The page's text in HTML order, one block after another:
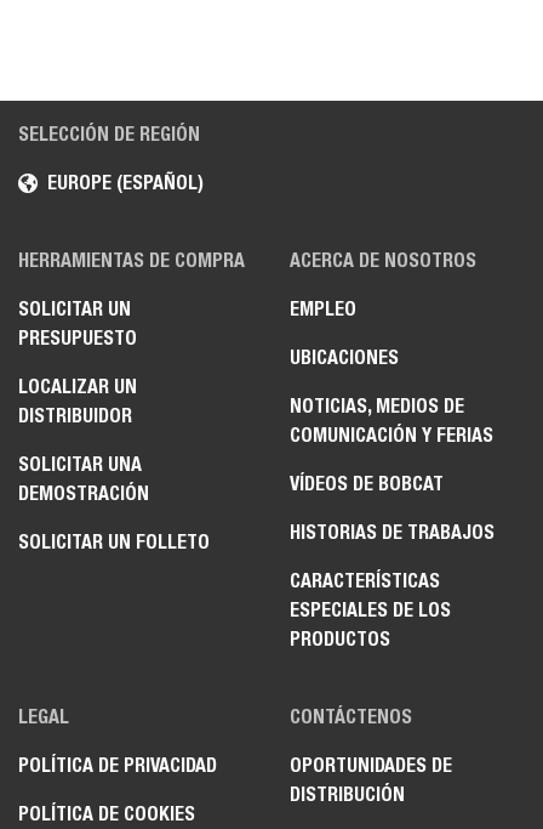
SELECCIÓN DE REGIÓN
EUROPE (ESPAÑOL)
HERRAMIENTAS DE COMPRA
SOLICITAR UN
PRESUPUESTO
LOCALIZAR UN
DISTRIBUIDOR
SOLICITAR UNA
DEMOSTRACIÓN
SOLICITAR UN FOLLETO
ACERCA DE NOSOTROS
EMPLEO
UBICACIONES
NOTICIAS, MEDIOS DE
COMUNICACIÓN Y FERIAS
VÍDEOS DE BOBCAT
HISTORIAS DE TRABAJOS
CARACTERÍSTICAS
ESPECIALES DE LOS
PRODUCTOS
LEGAL
POLÍTICA DE PRIVACIDAD
POLÍTICA DE COOKIES
CONTÁCTENOS
OPORTUNIDADES DE
DISTRIBUCIÓN